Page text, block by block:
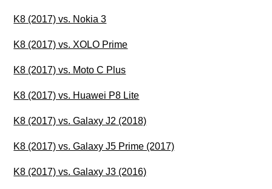
K8 (2017) vs. Nokia 3
K8 (2017) vs. XOLO Prime
K8 (2017) vs. Moto C Plus
K8 (2017) vs. Huawei P8 Lite
K8 (2017) vs. Galaxy J2 (2018)
K8 (2017) vs. Galaxy J5 Prime (2017)
K8 (2017) vs. Galaxy J3 (2016)